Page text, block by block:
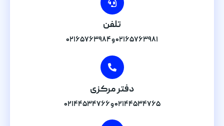
تلفن
۰۲۱۶۵۷۶۳۹۸۱ و ۰۲۱۶۵۷۶۳۹۸۴
دفتر مرکزی
۰۲۱۴۴۵۳۴۷۶۵ و ۰۲۱۴۴۵۳۴۷۶۶